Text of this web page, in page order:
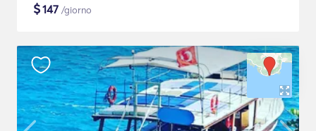
$147 /giorno